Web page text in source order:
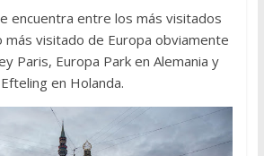
encuentra entre los más visitados
más visitado de Europa obviamente
Paris, Europa Park en Alemania y
Efteling en Holanda.